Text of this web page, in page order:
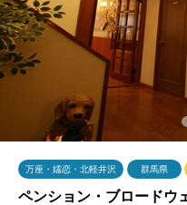
万座・嬬恋・北軽井沢 群馬県
ペンション・ブロードウ